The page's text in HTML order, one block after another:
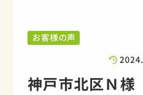
お客様の声
神戸市北区Ｎ様